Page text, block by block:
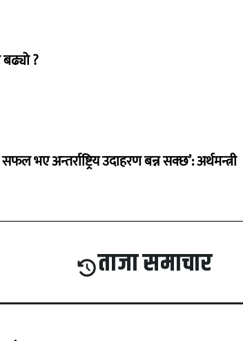
?
सफल भए अन्तर्राष्ट्रिय उदाहरण बन्न सक्छ’: अर्थमन्त्री
ताजा समाचार